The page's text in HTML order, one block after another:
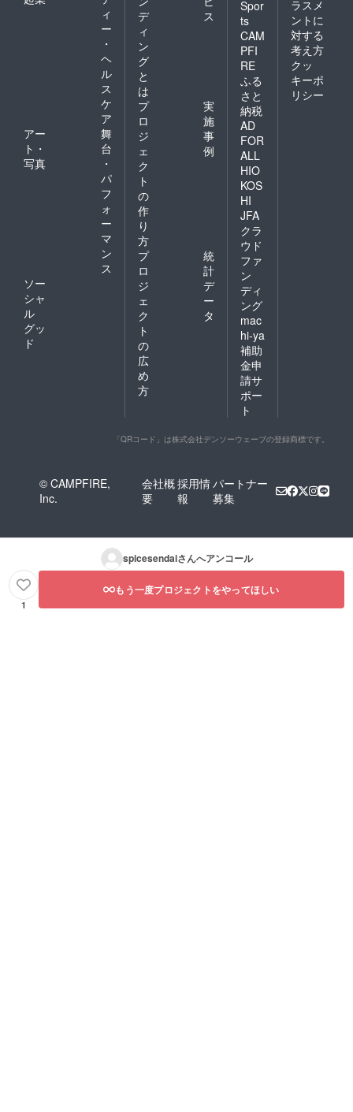
ィ
ー
・
ヘ
ル
ス
ケ
ア
アー
ト・
写真
舞
台
・
パ
フ
ォ
ー
マ
ン
ス
ソー
シャ
ル
グッ
ド
デ
ィ
ン
グ
と
は
ス
プ
ロ
ジ
ェ
ク
ト
の
作
り
方
実
施
事
例
プ
ロ
ジ
ェ
ク
ト
の
広
め
方
統
計
デ
ー
タ
Spor
ts
CAM
PFI
RE
ふる
さと
納税
AD
FOR
ALL
HIO
KOS
HI
JFA
クラ
ウド
ファ
ン
ディ
ング
mac
hi-ya
補助
金申
請サ
ポー
ト
ラスメ
ントに
対する
考え方
クッ
キーポ
リシー
「QRコード」は株式会社デンソーウェーブの登録商標です。
© CAMPFIRE,
Inc.
会社概
要
採用情
報
パートナー
募集
spicesendaiさんへアンコール
1
もう一度プロジェクトをやってほしい